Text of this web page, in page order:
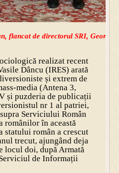
flancat de directorul SRI, George
realizat recent
Dâncu (IRES) arată
și extrem de
media (Antena 3,
și puzderia de publicații
nr 1 al patriei,
Serviciului Român
românilor în această
statului român a crescut
trecut, ajungând deja
locul doi, după Armată
de Informații